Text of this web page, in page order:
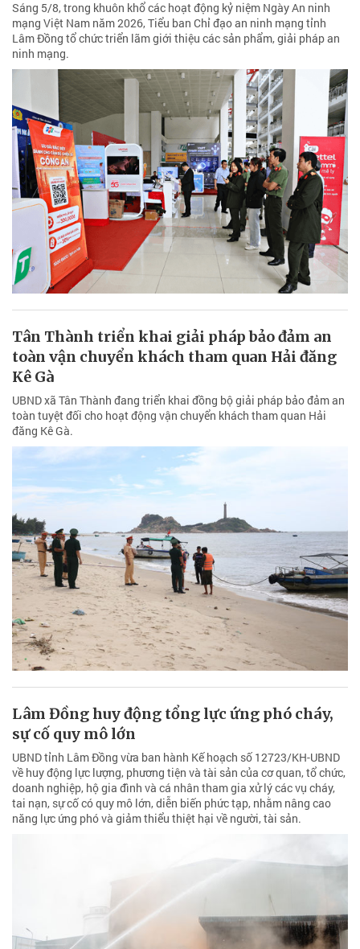
Sáng 5/8, trong khuôn khổ các hoạt động kỷ niệm Ngày An ninh
mạng Việt Nam năm 2026, Tiểu ban Chỉ đạo an ninh mạng tỉnh
Lâm Đồng tổ chức triển lãm giới thiệu các sản phẩm, giải pháp an
ninh mạng.
Tân Thành triển khai giải pháp bảo đảm an
toàn vận chuyển khách tham quan Hải đăng
Kê Gà
UBND xã Tân Thành đang triển khai đồng bộ giải pháp bảo đảm an
toàn tuyệt đối cho hoạt động vận chuyển khách tham quan Hải
đăng Kê Gà.
Lâm Đồng huy động tổng lực ứng phó cháy,
sự cố quy mô lớn
UBND tỉnh Lâm Đồng vừa ban hành Kế hoạch số 12723/KH-UBND
về huy động lực lượng, phương tiện và tài sản của cơ quan, tổ chức,
doanh nghiệp, hộ gia đình và cá nhân tham gia xử lý các vụ cháy,
tai nạn, sự cố có quy mô lớn, diễn biến phức tạp, nhằm nâng cao
năng lực ứng phó và giảm thiểu thiệt hại về người, tài sản.